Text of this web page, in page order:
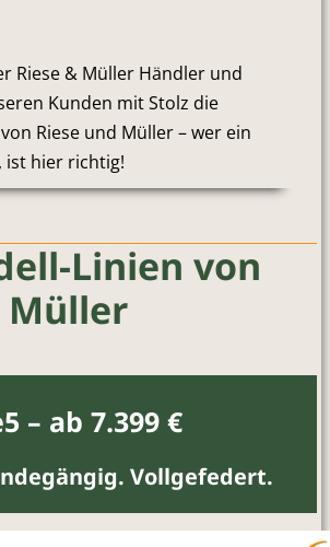
Riese & Müller Händler und
Kunden mit Stolz die
Riese und Müller – wer ein
ist hier richtig!
Linien von
Müller
– ab 7.399 €
Vollgefedert.